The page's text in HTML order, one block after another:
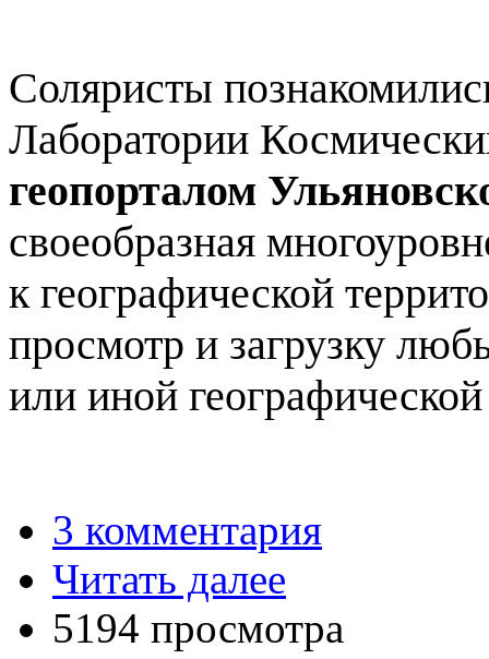
Соляристы
Лаборатории
геопорталом
своеобразная
к географической
просмотр и загрузку
или иной
3 комментария
Читать далее
5194 просмотра